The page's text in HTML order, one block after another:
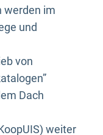
werden im
und
von
Dach
weiter